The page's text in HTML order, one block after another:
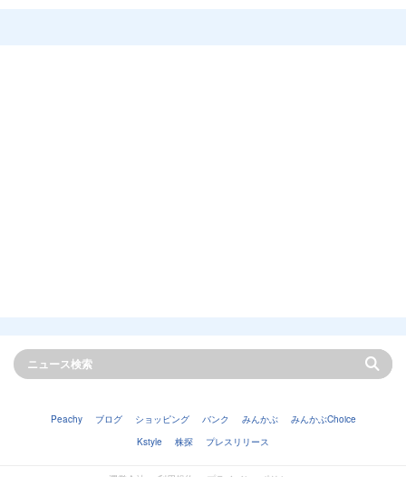
Peachy ブログ ショッピング バンク みんかぶ
みんかぶChoice
Kstyle
株探 プレスリリース